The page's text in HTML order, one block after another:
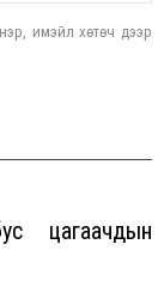
имэйл хөтөч дээр
цагаачдын